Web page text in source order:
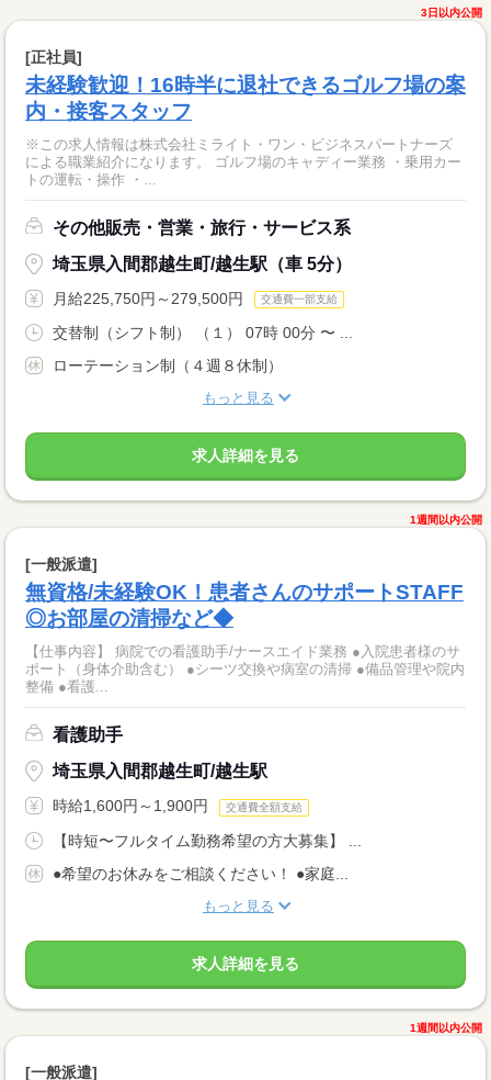
3日以内公開
[正社員]
未経験歓迎！16時半に退社できるゴルフ場の案
内・接客スタッフ
※この求人情報は株式会社ミライト・ワン・ビジネスパートナーズ
による職業紹介になります。 ゴルフ場のキャディー業務 ・乗用カー
トの運転・操作 ・...
その他販売・営業・旅行・サービス系
埼玉県入間郡越生町/越生駅（車 5分）
月給225,750円～279,500円 交通費一部支給
交替制（シフト制） （１） 07時 00分 〜 ...
ローテーション制（４週８休制）
もっと見る
求人詳細を見る
1週間以内公開
[一般派遣]
無資格/未経験OK！患者さんのサポートSTAFF
◎お部屋の清掃など◆
【仕事内容】 病院での看護助手/ナースエイド業務 ●入院患者様のサ
ポート（身体介助含む） ●シーツ交換や病室の清掃 ●備品管理や院内
整備 ●看護...
看護助手
埼玉県入間郡越生町/越生駅
時給1,600円～1,900円 交通費全額支給
【時短〜フルタイム勤務希望の方大募集】 ...
●希望のお休みをご相談ください！ ●家庭...
もっと見る
求人詳細を見る
1週間以内公開
[一般派遣]